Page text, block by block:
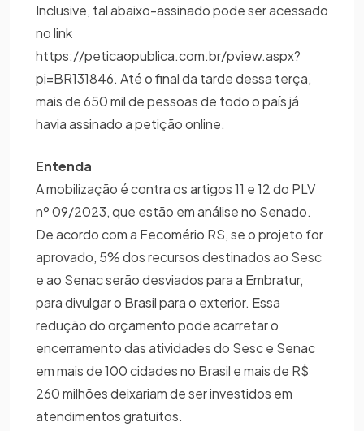
Inclusive, tal abaixo-assinado pode ser acessado
no link
https://peticaopublica.com.br/pview.aspx?
pi=BR131846. Até o final da tarde dessa terça,
mais de 650 mil de pessoas de todo o país já
havia assinado a petição online.
Entenda
A mobilização é contra os artigos 11 e 12 do PLV
nº 09/2023, que estão em análise no Senado.
De acordo com a Fecomério RS, se o projeto for
aprovado, 5% dos recursos destinados ao Sesc
e ao Senac serão desviados para a Embratur,
para divulgar o Brasil para o exterior. Essa
redução do orçamento pode acarretar o
encerramento das atividades do Sesc e Senac
em mais de 100 cidades no Brasil e mais de R$
260 milhões deixariam de ser investidos em
atendimentos gratuitos.